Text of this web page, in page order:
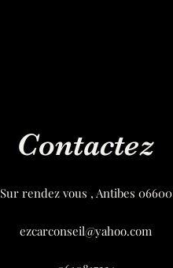
Contactez
Sur rendez vous , Antibes 06600
ezcarconseil@yahoo.com